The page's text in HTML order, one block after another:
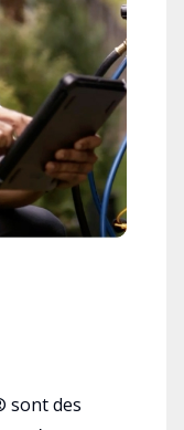
sont des